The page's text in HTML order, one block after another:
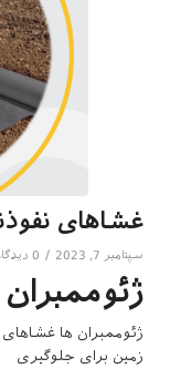
غشاهای
سپتامبر 7, 2023 / 0 دیدگاه
ژئوممبران ها
زمین برای جلوگیری